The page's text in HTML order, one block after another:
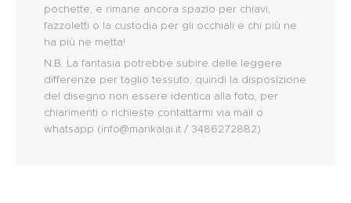
pochette, e rimane ancora spazio per chiavi,
fazzoletti o la custodia per gli occhiali e chi più ne
ha più ne metta!
N.B. La fantasia potrebbe subire delle leggere
differenze per taglio tessuto, quindi la disposizione
del disegno non essere identica alla foto, per
chiarimenti o richieste contattarmi via mail o
whatsapp (info@marikalai.it / 3486272882)